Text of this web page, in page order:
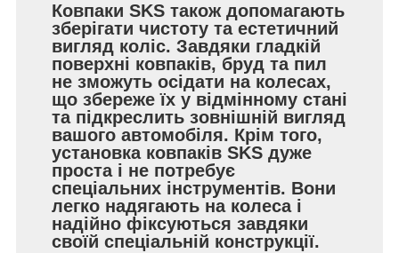
Ковпаки SKS також допомагають
зберігати чистоту та естетичний
вигляд коліс. Завдяки гладкій
поверхні ковпаків, бруд та пил
не зможуть осідати на колесах,
що збереже їх у відмінному стані
та підкреслить зовнішній вигляд
вашого автомобіля. Крім того,
установка ковпаків SKS дуже
проста і не потребує
спеціальних інструментів. Вони
легко надягають на колеса і
надійно фіксуються завдяки
своїй спеціальній конструкції.